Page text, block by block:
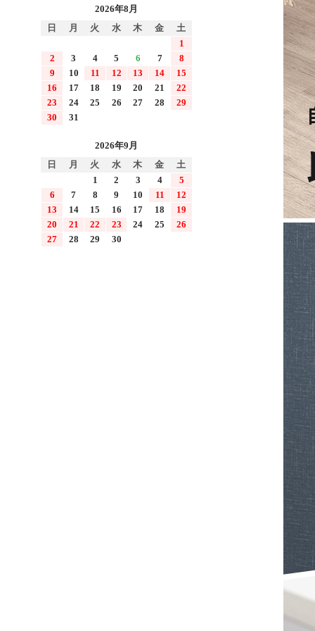
2026年8月
日
月 火 水 木 金
土
1
2
3 4 5 6 7
8
9
10 11 12 13 14
15
16
17 18 19 20 21
22
23
24 25 26 27 28
29
30
31
2026年9月
日
月 火 水 木 金
土
1
2 3 4
5
6
7 8 9 10 11
12
13
14 15 16 17 18
19
20
21 22 23 24 25
26
27
28 29 30